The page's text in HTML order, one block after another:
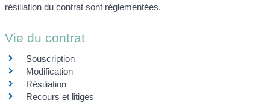
résiliation du contrat sont réglementées.
Vie du contrat
Souscription
Modification
Résiliation
Recours et litiges